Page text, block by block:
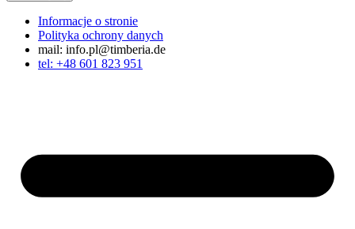
Informacje o stronie
Polityka ochrony danych
mail: info.pl@timberia.de
tel: +48 601 823 951